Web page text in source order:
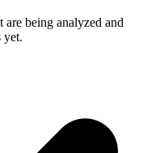
are being analyzed and
yet.